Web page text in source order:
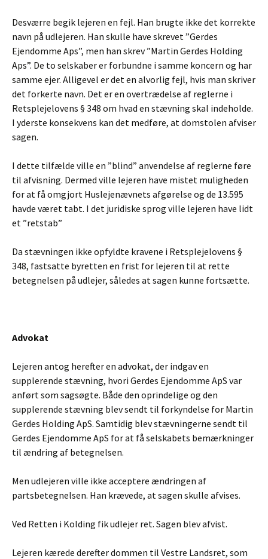
Desværre begik lejeren en fejl. Han brugte ikke det korrekte
navn på udlejeren. Han skulle have skrevet ”Gerdes
Ejendomme Aps”, men han skrev ”Martin Gerdes Holding
Aps”. De to selskaber er forbundne i samme koncern og har
samme ejer. Alligevel er det en alvorlig fejl, hvis man skriver
det forkerte navn. Det er en overtrædelse af reglerne i
Retsplejelovens § 348 om hvad en stævning skal indeholde.
I yderste konsekvens kan det medføre, at domstolen afviser
sagen.
I dette tilfælde ville en ”blind” anvendelse af reglerne føre
til afvisning. Dermed ville lejeren have mistet muligheden
for at få omgjort Huslejenævnets afgørelse og de 13.595
havde været tabt. I det juridiske sprog ville lejeren have lidt
et ”retstab”
Da stævningen ikke opfyldte kravene i Retsplejelovens §
348, fastsatte byretten en frist for lejeren til at rette
betegnelsen på udlejer, således at sagen kunne fortsætte.
Advokat
Lejeren antog herefter en advokat, der indgav en
supplerende stævning, hvori Gerdes Ejendomme ApS var
anført som sagsøgte. Både den oprindelige og den
supplerende stævning blev sendt til forkyndelse for Martin
Gerdes Holding ApS. Samtidig blev stævningerne sendt til
Gerdes Ejendomme ApS for at få selskabets bemærkninger
til ændring af betegnelsen.
Men udlejeren ville ikke acceptere ændringen af
partsbetegnelsen. Han krævede, at sagen skulle afvises.
Ved Retten i Kolding fik udlejer ret. Sagen blev afvist.
Lejeren kærede derefter dommen til Vestre Landsret, som